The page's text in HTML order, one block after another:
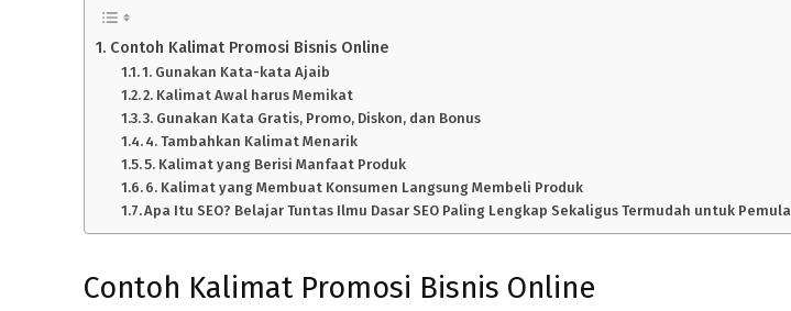
Contoh Kalimat Promosi Bisnis Online
1. Gunakan Kata-kata Ajaib
2. Kalimat Awal harus Memikat
3. Gunakan Kata Gratis, Promo, Diskon, dan Bonus
4. Tambahkan Kalimat Menarik
5. Kalimat yang Berisi Manfaat Produk
6. Kalimat yang Membuat Konsumen Langsung Membeli Produk
Apa Itu SEO? Belajar Tuntas Ilmu Dasar SEO Paling Lengkap Sekaligus Termudah untuk Pemula
Contoh Kalimat Promosi Bisnis Online